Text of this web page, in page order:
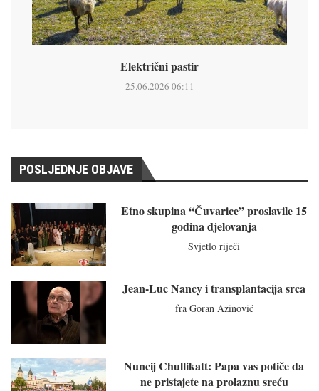
Električni pastir
25.06.2026 06:11
POSLJEDNJE OBJAVE
Etno skupina “Čuvarice” proslavile 15
godina djelovanja
Svjetlo riječi
Jean-Luc Nancy i transplantacija srca
fra Goran Azinović
Nuncij Chullikatt: Papa vas potiče da
ne pristajete na prolaznu sreću